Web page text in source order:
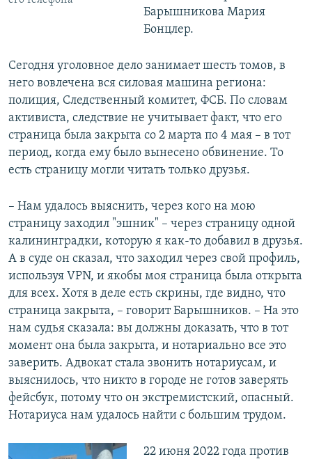
Барышникова Мария
Бонцлер.
Сегодня уголовное дело занимает шесть томов, в
него вовлечена вся силовая машина региона:
полиция, Следственный комитет, ФСБ. По словам
активиста, следствие не учитывает факт, что его
страница была закрыта со 2 марта по 4 мая – в тот
период, когда ему было вынесено обвинение. То
есть страницу могли читать только друзья.
– Нам удалось выяснить, через кого на мою
страницу заходил "эшник" – через страницу одной
калининградки, которую я как-то добавил в друзья.
А в суде он сказал, что заходил через свой профиль,
используя VPN, и якобы моя страница была открыта
для всех. Хотя в деле есть скрины, где видно, что
страница закрыта, – говорит Барышников. – На это
нам судья сказала: вы должны доказать, что в тот
момент она была закрыта, и нотариально все это
заверить. Адвокат стала звонить нотариусам, и
выяснилось, что никто в городе не готов заверять
фейсбук, потому что он экстремистский, опасный.
Нотариуса нам удалось найти с большим трудом.
22 июня 2022 года против